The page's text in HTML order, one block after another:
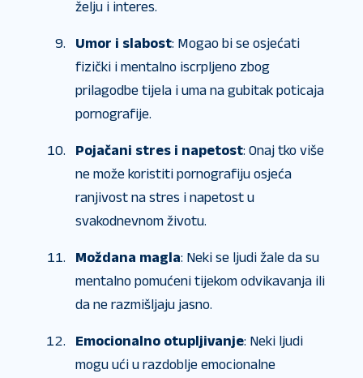
želju i interes.
Umor i slabost: Mogao bi se osjećati
fizički i mentalno iscrpljeno zbog
prilagodbe tijela i uma na gubitak poticaja
pornografije.
Pojačani stres i napetost: Onaj tko više
ne može koristiti pornografiju osjeća
ranjivost na stres i napetost u
svakodnevnom životu.
Moždana magla: Neki se ljudi žale da su
mentalno pomućeni tijekom odvikavanja ili
da ne razmišljaju jasno.
Emocionalno otupljivanje: Neki ljudi
mogu ući u razdoblje emocionalne